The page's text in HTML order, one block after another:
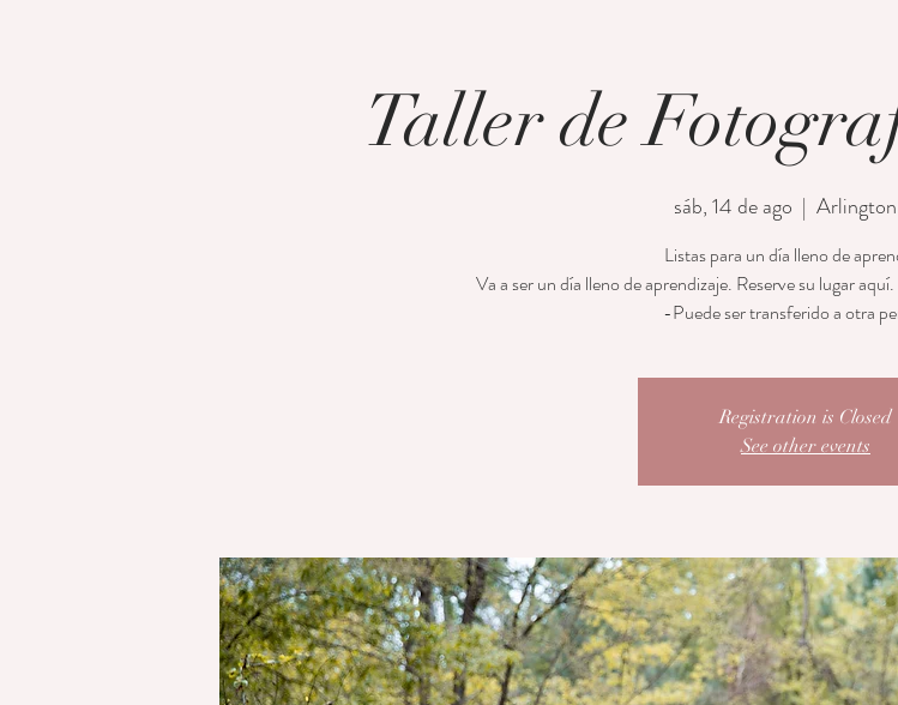
Taller de
sáb, 14 de ago
  |
Listas para un día lleno de
Va a ser un día lleno de aprendizaje. Reserve su lugar
-Puede ser transferido a otra
Registration is Closed
See other events